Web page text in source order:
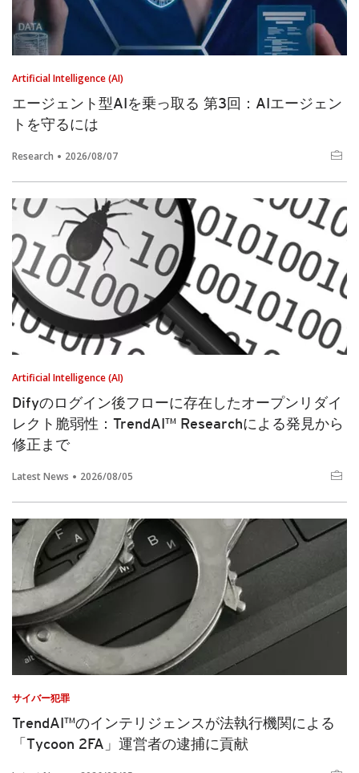
Artificial Intelligence (AI)
エージェント型AIを乗っ取る 第3回：AIエージェン
トを守るには
Research 2026/08/07
Artificial Intelligence (AI)
Difyのログイン後フローに存在したオープンリダイ
レクト脆弱性：TrendAI™ Researchによる発見から
修正まで
Latest News 2026/08/05
サイバー犯罪
TrendAI™のインテリジェンスが法執行機関による
「Tycoon 2FA」運営者の逮捕に貢献